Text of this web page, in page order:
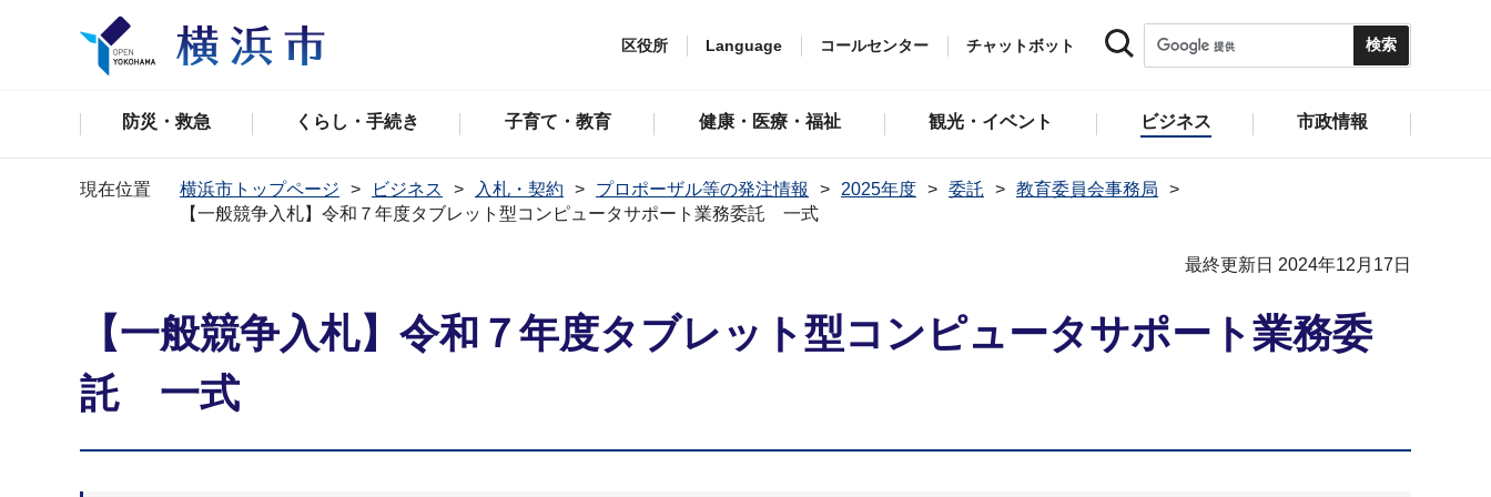
区役所 Language コールセンター チャットボット
防災・救急 くらし・手続き 子育て・教育 健康・医療・福祉 観光・イベント ビジネス 市政情報
現在位置 横浜市トップページ ビジネス 入札・契約 プロポーザル等の発注情報 2025年度 委託
教育委員会事務局
【一般競争入札】令和７年度タブレット型コンピュータサポート業務委託 一式
最終更新日 2024年12月17日
【一般競争入札】令和７年度タブレット型コンピュータサポート業務委
託 一式